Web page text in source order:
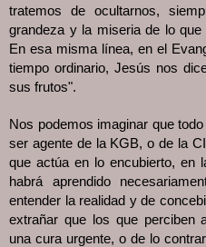
tratemos de ocultarnos,
grandeza y la miseria de lo
En esa misma línea, en el
tiempo ordinario, Jesús nos
sus frutos".
Nos podemos imaginar que
ser agente de la KGB, o de la
que actúa en lo encubierto, en
habrá aprendido
entender la realidad y de
extrañar que los que perciben
una cura urgente, o de lo